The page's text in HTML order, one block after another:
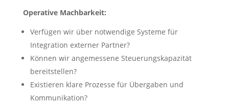
Operative Machbarkeit:
Verfügen wir über notwendige Systeme für
Integration externer Partner?
Können wir angemessene Steuerungskapazität
bereitstellen?
Existieren klare Prozesse für Übergaben und
Kommunikation?